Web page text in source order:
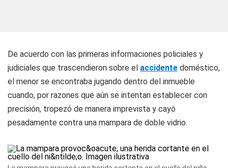
De acuerdo con las primeras informaciones policiales y
judiciales que trascendieron sobre el accidente doméstico,
el menor se encontraba jugando dentro del inmueble
cuando, por razones que aún se intentan establecer con
precisión, tropezó de manera imprevista y cayó
pesadamente contra una mampara de doble vidrio.